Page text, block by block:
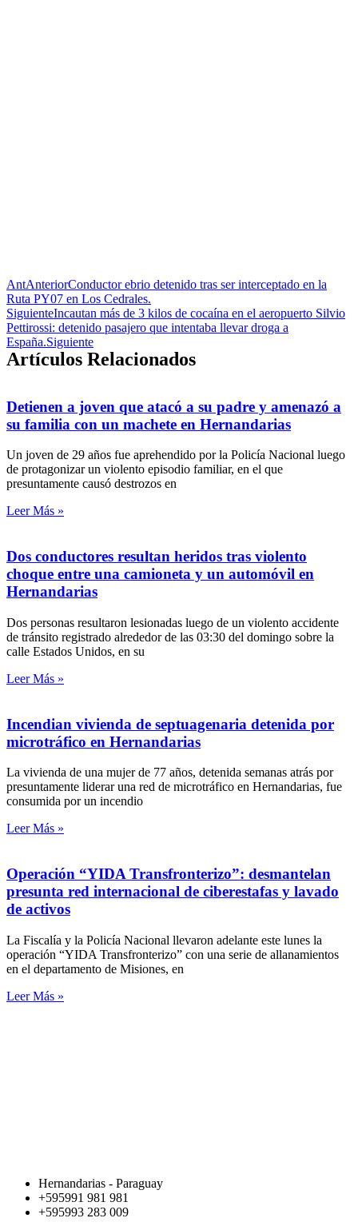
AntAnteriorConductor ebrio detenido tras ser interceptado en la
Ruta PY07 en Los Cedrales.
SiguienteIncautan más de 3 kilos de cocaína en el aeropuerto Silvio
Pettirossi: detenido pasajero que intentaba llevar droga a
España.Siguiente
Artículos Relacionados
Detienen a joven que atacó a su padre y amenazó a
su familia con un machete en Hernandarias
Un joven de 29 años fue aprehendido por la Policía Nacional luego
de protagonizar un violento episodio familiar, en el que
presuntamente causó destrozos en
Leer Más »
Dos conductores resultan heridos tras violento
choque entre una camioneta y un automóvil en
Hernandarias
Dos personas resultaron lesionadas luego de un violento accidente
de tránsito registrado alrededor de las 03:30 del domingo sobre la
calle Estados Unidos, en su
Leer Más »
Incendian vivienda de septuagenaria detenida por
microtráfico en Hernandarias
La vivienda de una mujer de 77 años, detenida semanas atrás por
presuntamente liderar una red de microtráfico en Hernandarias, fue
consumida por un incendio
Leer Más »
Operación “YIDA Transfronterizo”: desmantelan
presunta red internacional de ciberestafas y lavado
de activos
La Fiscalía y la Policía Nacional llevaron adelante este lunes la
operación “YIDA Transfronterizo” con una serie de allanamientos
en el departamento de Misiones, en
Leer Más »
Hernandarias - Paraguay
+595991 981 981
+595993 283 009